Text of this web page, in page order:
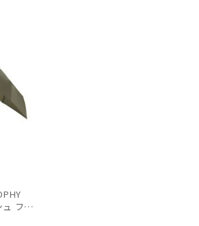
【雨傘】マッキントッシュ フィロソフィー (MACKINTOSH PHILOSOPHY) Birbrella AUTO-JUMP バーブレラ 自動開閉 折りたたみ